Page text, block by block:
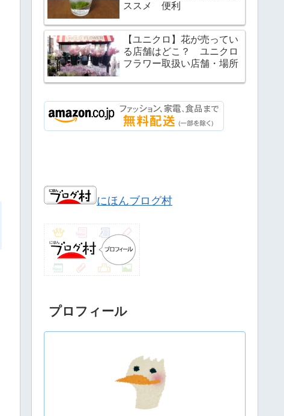
ススメ 便利
【ユニクロ】花が売ってい
る店舗はどこ？ ユニクロ
フラワー取扱い店舗・場所
にほんブログ村
プロフィール